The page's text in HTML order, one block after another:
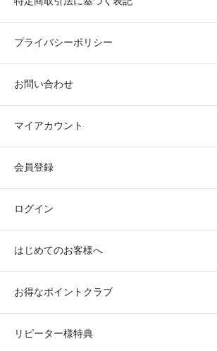
プライバシーポリシー
お問い合わせ
マイアカウント
会員登録
ログイン
はじめてのお客様へ
お得なポイントクラブ
リピーター様特典